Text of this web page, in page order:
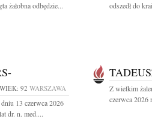
żałobna odbędzie...
odszedł do
WIEK: 92 WARSZAWA
13 czerwca 2026
dr. n. med....
Z wielkim
czerwca 2026